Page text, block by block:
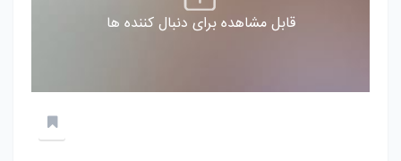
قابل مشاهده برای دنبال کننده ها